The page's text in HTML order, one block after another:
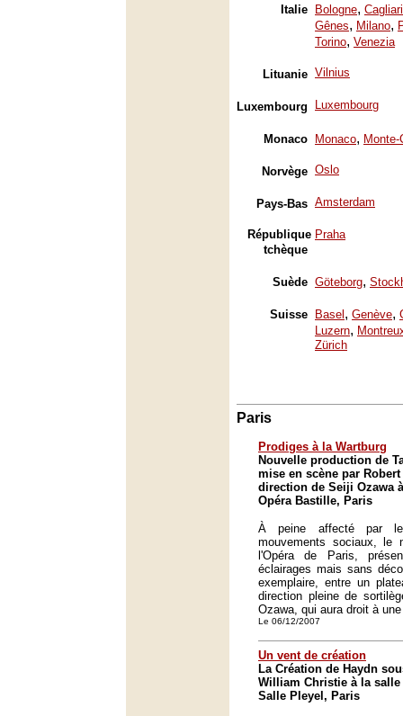
Italie Bologne, Cagliari
Gênes, Milano,
Torino, Venezia
Lituanie Vilnius
Luxembourg Luxembourg
Monaco Monaco, Monte-
Norvège Oslo
Pays-Bas Amsterdam
République
tchèque
Praha
Suède Göteborg,
Suisse Basel , Genève,
Luzern,
Zürich
Paris
Prodiges à la Wartburg
Nouvelle production de
mise en scène par
direction de Seiji Ozawa
Opéra Bastille, Paris
À peine affecté par
mouvements sociaux, le
l'Opéra de Paris,
éclairages mais sans
exemplaire, entre un
direction pleine de
Ozawa, qui aura droit à
Le 06/12/2007
Un vent de création
La Création de Haydn
William Christie à la
Salle Pleyel, Paris